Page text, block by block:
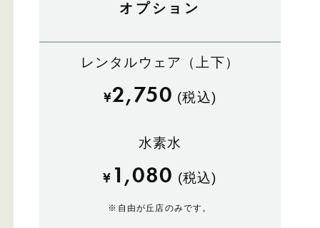
オプション
レンタルウェア（上下）
¥2,750 (税込)
水素水
¥ 1,080 (税込)
※ 自由が丘店のみです。